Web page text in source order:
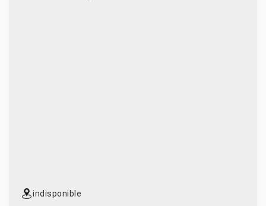
indisponible